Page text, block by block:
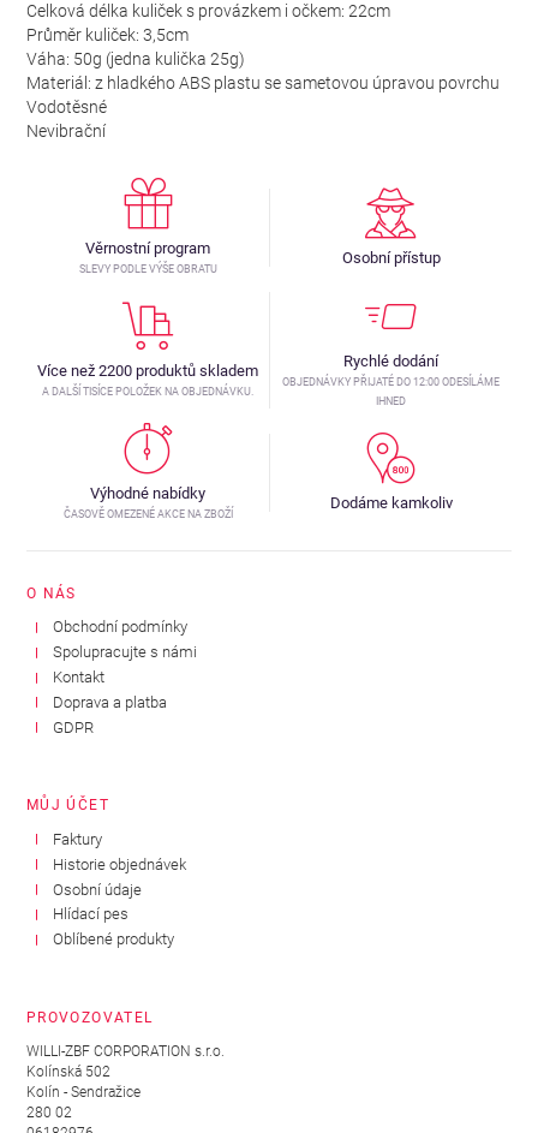
Celková délka kuliček s provázkem i očkem: 22cm
Průměr kuliček: 3,5cm
Váha: 50g (jedna kulička 25g)
Materiál: z hladkého ABS plastu se sametovou úpravou povrchu
Vodotěsné
Nevibrační
Věrnostní program
SLEVY PODLE VÝŠE OBRATU
Osobní přístup
Více než 2200 produktů skladem
A DALŠÍ TISÍCE POLOŽEK NA OBJEDNÁVKU.
Rychlé dodání
OBJEDNÁVKY PŘIJATÉ DO 12:00 ODESÍLÁME
IHNED
Výhodné nabídky
ČASOVĚ OMEZENÉ AKCE NA ZBOŽÍ
Dodáme kamkoliv
O NÁS
Obchodní podmínky
Spolupracujte s námi
Kontakt
Doprava a platba
GDPR
MŮJ ÚČET
Faktury
Historie objednávek
Osobní údaje
Hlídací pes
Oblíbené produkty
PROVOZOVATEL
WILLI-ZBF CORPORATION s.r.o.
Kolínská 502
Kolín - Sendražice
280 02